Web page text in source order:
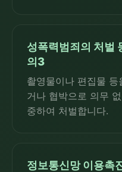
성폭력범죄의 처벌
의3
촬영물이나 편집물
거나 협박으로 의무
중하여 처벌합니다.
정보통신망 이용촉